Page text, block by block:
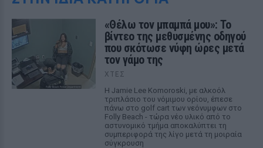
«Θέλω τον μπαμπά μου»: Το
βίντεο της μεθυσμένης οδηγού
που σκότωσε νύφη ώρες μετά
τον γάμο της
ΧΤΕΣ
Η Jamie Lee Komoroski, με αλκοόλ
τριπλάσιο του νόμιμου ορίου, έπεσε
πάνω στο golf cart των νεόνυμφων στο
Folly Beach - τώρα νέο υλικό από το
αστυνομικό τμήμα αποκαλύπτει τη
συμπεριφορά της λίγο μετά τη μοιραία
σύγκρουση